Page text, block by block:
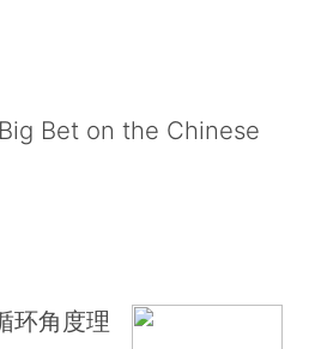
Bet on the Chinese
环角度理